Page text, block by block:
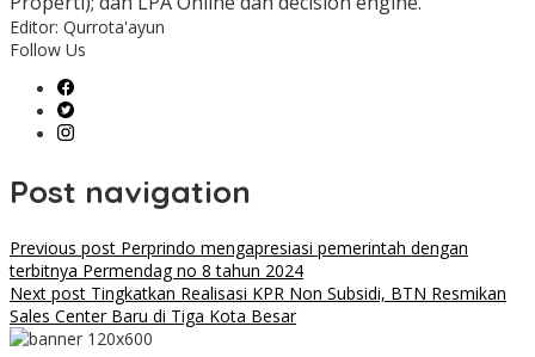
Editor: Qurrota'ayun
Follow Us
Post navigation
Previous post Perprindo mengapresiasi pemerintah dengan
terbitnya Permendag no 8 tahun 2024
Next post Tingkatkan Realisasi KPR Non Subsidi, BTN Resmikan
Sales Center Baru di Tiga Kota Besar